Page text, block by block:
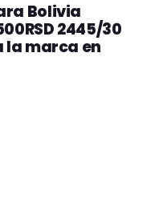
Bolivia
2445/30
la marca en